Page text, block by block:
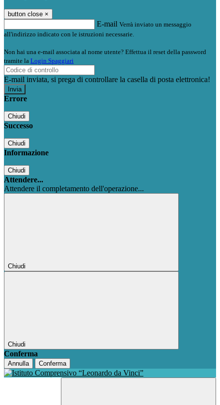
button close ×
E-mail Verrà inviato un messaggio
all'indirizzo indicato con le istruzioni necessarie.
Non hai una e-mail associata al nome utente? Effettua il reset della password
tramite la Login Spaggiari
E-mail inviata, si prega di controllare la casella di posta elettronica!
Errore
Chiudi
Successo
Chiudi
Informazione
Chiudi
Attendere...
Attendere il completamento dell'operazione...
Chiudi
Chiudi
Conferma
Annulla Conferma